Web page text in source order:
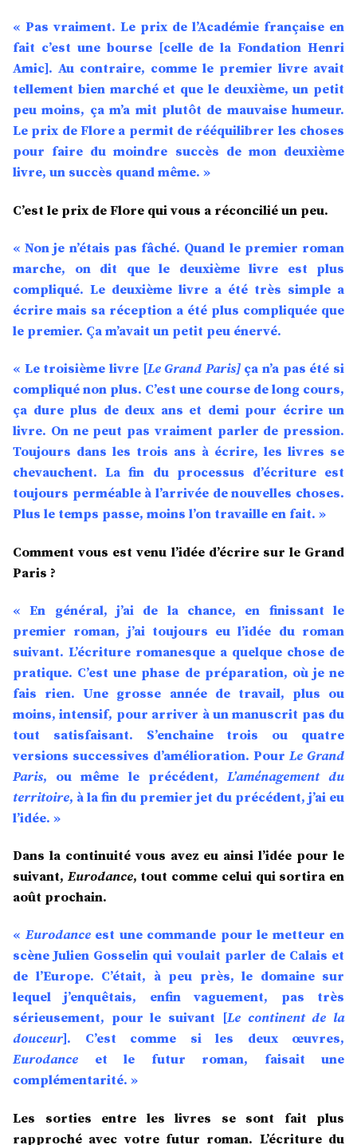
« Pas vraiment. Le prix de l’Académie française en
fait c’est une bourse [celle de la Fondation Henri
Amic]. Au contraire, comme le premier livre avait
tellement bien marché et que le deuxième, un petit
peu moins, ça m’a mit plutôt de mauvaise humeur.
Le prix de Flore a permit de rééquilibrer les choses
pour faire du moindre succès de mon deuxième
livre, un succès quand même. »
C’est le prix de Flore qui vous a réconcilié un peu.
« Non je n’étais pas fâché. Quand le premier roman
marche, on dit que le deuxième livre est plus
compliqué. Le deuxième livre a été très simple a
écrire mais sa réception a été plus compliquée que
le premier. Ça m’avait un petit peu énervé.
« Le troisième livre [Le Grand Paris] ça n’a pas été si
compliqué non plus. C’est une course de long cours,
ça dure plus de deux ans et demi pour écrire un
livre. On ne peut pas vraiment parler de pression.
Toujours dans les trois ans à écrire, les livres se
chevauchent. La fin du processus d’écriture est
toujours perméable à l’arrivée de nouvelles choses.
Plus le temps passe, moins l’on travaille en fait. »
Comment vous est venu l’idée d’écrire sur le Grand
Paris ?
« En général, j’ai de la chance, en finissant le
premier roman, j’ai toujours eu l’idée du roman
suivant. L’écriture romanesque a quelque chose de
pratique. C’est une phase de préparation, où je ne
fais rien. Une grosse année de travail, plus ou
moins, intensif, pour arriver à un manuscrit pas du
tout satisfaisant. S’enchaine trois ou quatre
versions successives d’amélioration. Pour Le Grand
Paris, ou même le précédent, L’aménagement du
territoire, à la fin du premier jet du précédent, j’ai eu
l’idée. »
Dans la continuité vous avez eu ainsi l’idée pour le
suivant, Eurodance, tout comme celui qui sortira en
août prochain.
« Eurodance est une commande pour le metteur en
scène Julien Gosselin qui voulait parler de Calais et
de l’Europe. C’était, à peu près, le domaine sur
lequel j’enquêtais, enfin vaguement, pas très
sérieusement, pour le suivant [Le continent de la
douceur]. C’est comme si les deux œuvres,
Eurodance et le futur roman, faisait une
complémentarité. »
Les sorties entre les livres se sont fait plus
rapproché avec votre futur roman. L’écriture du